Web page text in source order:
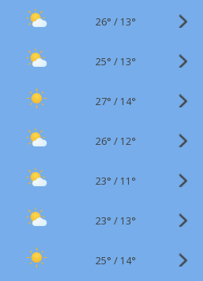
26° / 13°
25° / 13°
27° / 14°
26° / 12°
23° / 11°
23° / 13°
25° / 14°